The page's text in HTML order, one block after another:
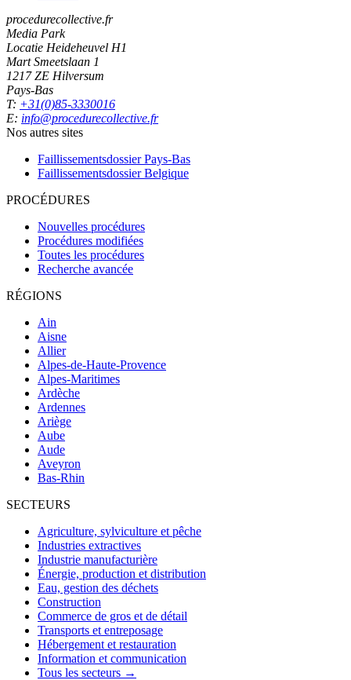
procedurecollective.fr
Media Park
Locatie Heideheuvel H1
Mart Smeetslaan 1
1217 ZE Hilversum
Pays-Bas
T: +31(0)85-3330016
E: info@procedurecollective.fr
Nos autres sites
Faillissementsdossier Pays-Bas
Faillissementsdossier Belgique
PROCÉDURES
Nouvelles procédures
Procédures modifiées
Toutes les procédures
Recherche avancée
RÉGIONS
Ain
Aisne
Allier
Alpes-de-Haute-Provence
Alpes-Maritimes
Ardèche
Ardennes
Ariège
Aube
Aude
Aveyron
Bas-Rhin
SECTEURS
Agriculture, sylviculture et pêche
Industries extractives
Industrie manufacturière
Énergie, production et distribution
Eau, gestion des déchets
Construction
Commerce de gros et de détail
Transports et entreposage
Hébergement et restauration
Information et communication
Tous les secteurs →